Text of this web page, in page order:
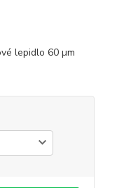
lepidlo 60 µm